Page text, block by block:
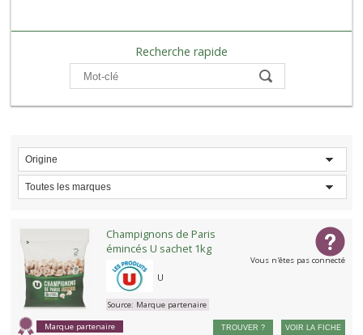
Recherche rapide
Compare
Origine
Toutes les marques
Champignons de Paris
émincés U sachet 1kg
U
Marque partenaire
Source: Marque partenaire
TROUVER ?
Vous n'êtes pas connecté
VOIR LA FICHE